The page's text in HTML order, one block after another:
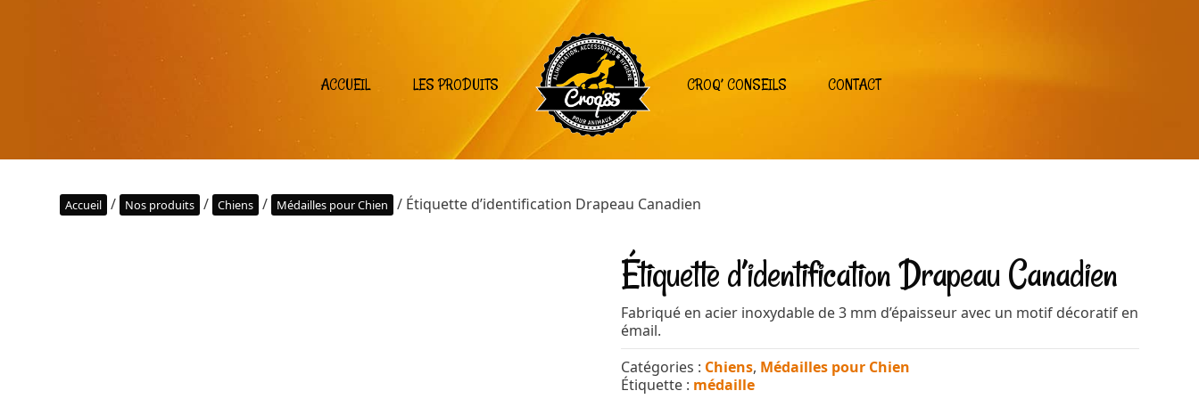
ACCUEIL LES PRODUITS CROQ’ CONSEILS CONTACT
Accueil / Nos produits / Chiens / Médailles pour Chien / Étiquette d’identification Drapeau Canadien
Étiquette d’identification Drapeau Canadien
Fabriqué en acier inoxydable de 3 mm d’épaisseur avec un motif décoratif en
émail.
Catégories : Chiens, Médailles pour Chien
Étiquette : médaille